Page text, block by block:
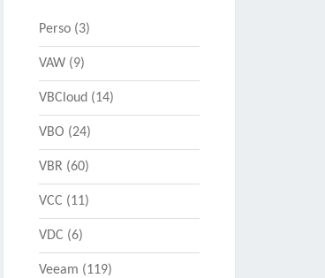
Perso(3)
VAW(9)
VBCloud (14)
VBO (24)
VBR(60)
VCC (11)
VDC (6)
Veeam (119)